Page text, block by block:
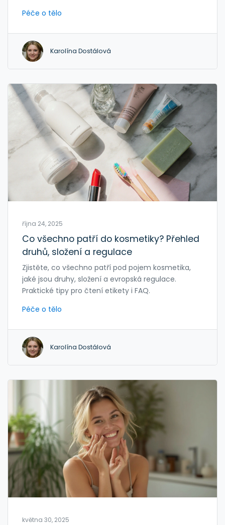
testování.
Péče o tělo
Karolína Dostálová
října 24, 2025
Co všechno patří do kosmetiky? Přehled
druhů, složení a regulace
Zjistěte, co všechno patří pod pojem kosmetika,
jaké jsou druhy, složení a evropská regulace.
Praktické tipy pro čtení etikety i FAQ.
Péče o tělo
Karolína Dostálová
května 30, 2025